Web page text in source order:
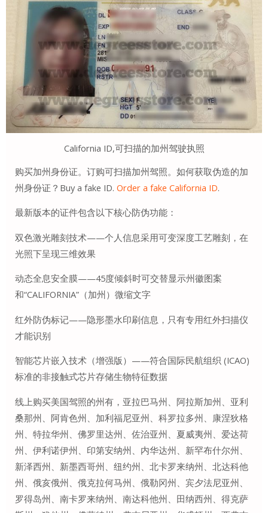
California ID,可扫描的加州驾驶执照
购买加州身份证。订购可扫描加州驾照。如何获取伪造的加
州身份证？Buy a fake ID. Order a fake California ID.
最新版本的证件包含以下核心防伪功能：
双色激光雕刻技术——个人信息采用可变深度工艺雕刻，在
光照下呈现三维效果
动态全息安全膜——45度倾斜时可交替显示州徽图案
和“CALIFORNIA”（加州）微缩文字
红外防伪标记——隐形墨水印刷信息，只有专用红外扫描仪
才能识别
智能芯片嵌入技术（增强版）——符合国际民航组织 (ICAO)
标准的非接触式芯片存储生物特征数据
线上购买美国驾照的州有，亚拉巴马州、阿拉斯加州、亚利
桑那州、阿肯色州、加利福尼亚州、科罗拉多州、康涅狄格
州、特拉华州、佛罗里达州、佐治亚州、夏威夷州、爱达荷
州、伊利诺伊州、印第安纳州、内华达州、新罕布什尔州、
新泽西州、新墨西哥州、纽约州、北卡罗来纳州、北达科他
州、俄亥俄州、俄克拉何马州、俄勒冈州、宾夕法尼亚州、
罗得岛州、南卡罗来纳州、南达科他州、田纳西州、得克萨